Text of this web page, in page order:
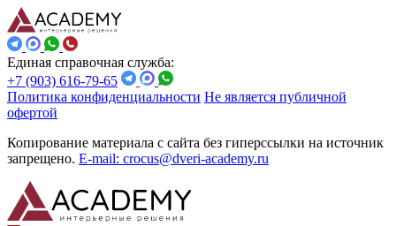
Единая справочная служба:
+7 (903) 616-79-65
Политика конфиденциальности Не является публичной
офертой
Копирование материала с сайта без гиперссылки на источник
запрещено. E-mail: crocus@dveri-academy.ru